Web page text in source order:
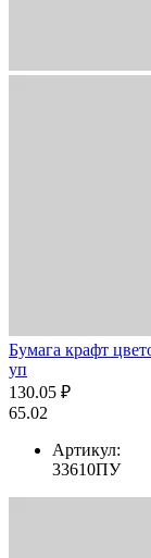
Бумага крафт
уп
130.05 ₽
65.02
Артикул:
33610ПУ